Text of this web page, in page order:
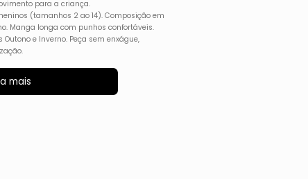
para a criança.
(tamanhos 2 ao 14). Composição em
Manga longa com punhos confortáveis.
e Inverno. Peça sem enxágue,
mais